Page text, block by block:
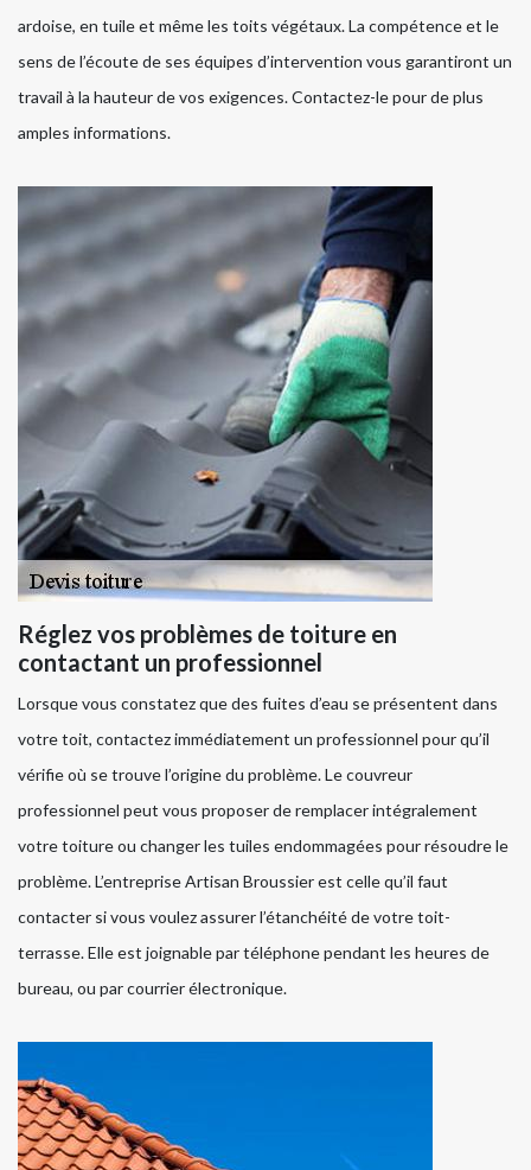
ardoise, en tuile et même les toits végétaux. La compétence et le
sens de l’écoute de ses équipes d’intervention vous garantiront un
travail à la hauteur de vos exigences. Contactez-le pour de plus
amples informations.
Réglez vos problèmes de toiture en
contactant un professionnel
Lorsque vous constatez que des fuites d’eau se présentent dans
votre toit, contactez immédiatement un professionnel pour qu’il
vérifie où se trouve l’origine du problème. Le couvreur
professionnel peut vous proposer de remplacer intégralement
votre toiture ou changer les tuiles endommagées pour résoudre le
problème. L’entreprise Artisan Broussier est celle qu’il faut
contacter si vous voulez assurer l’étanchéité de votre toit-
terrasse. Elle est joignable par téléphone pendant les heures de
bureau, ou par courrier électronique.